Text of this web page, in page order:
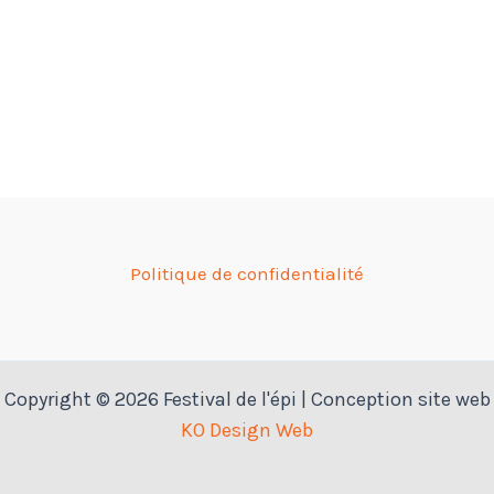
Politique de confidentialité
Copyright © 2026 Festival de l'épi | Conception site web
KO Design Web